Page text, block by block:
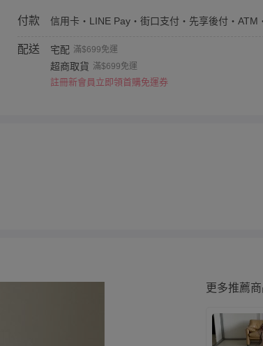
付款 信用卡・LINE Pay・街口支付・先享後付・ATM
配送 宅配 滿$699免運
超商取貨 滿$699免運
註冊新會員立即領首購免運券
更多推薦